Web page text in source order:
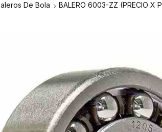
De Bola BALERO 6003-ZZ (PRECIO X